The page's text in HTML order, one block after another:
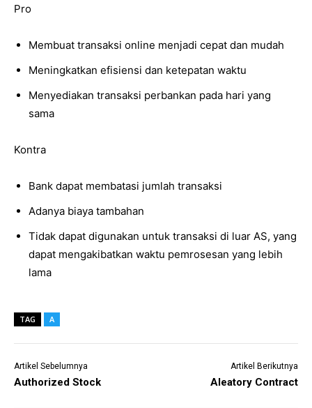
Pro
Membuat transaksi online menjadi cepat dan mudah
Meningkatkan efisiensi dan ketepatan waktu
Menyediakan transaksi perbankan pada hari yang
sama
Kontra
Bank dapat membatasi jumlah transaksi
Adanya biaya tambahan
Tidak dapat digunakan untuk transaksi di luar AS, yang
dapat mengakibatkan waktu pemrosesan yang lebih
lama
TAG A
Artikel Sebelumnya
Authorized Stock
Artikel Berikutnya
Aleatory Contract